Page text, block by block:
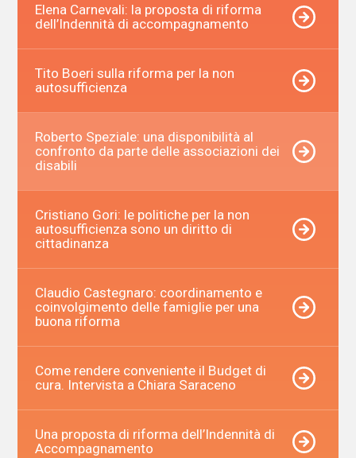
Elena Carnevali: la proposta di riforma
dell’Indennità di accompagnamento
Tito Boeri sulla riforma per la non
autosufficienza
Roberto Speziale: una disponibilità al
confronto da parte delle associazioni dei
disabili
Cristiano Gori: le politiche per la non
autosufficienza sono un diritto di
cittadinanza
Claudio Castegnaro: coordinamento e
coinvolgimento delle famiglie per una
buona riforma
Come rendere conveniente il Budget di
cura. Intervista a Chiara Saraceno
Una proposta di riforma dell’Indennità di
Accompagnamento